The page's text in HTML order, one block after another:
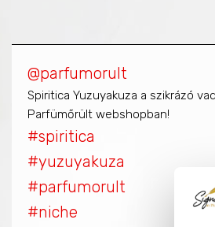
@parfumorult
Spiritica Yuzuyakuza a szikrázó
Parfümőrült webshopban!
#spiritica
#yuzuyakuza
#parfumorult
#niche